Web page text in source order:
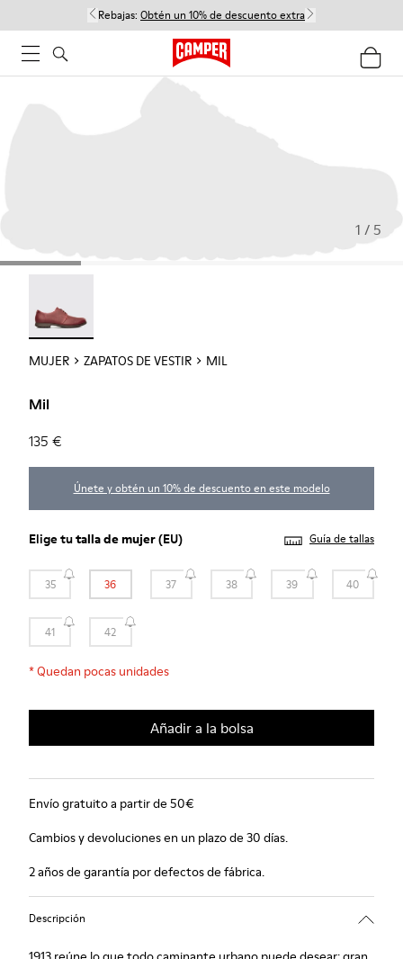
Rebajas: Obtén un 10% de descuento extra
1 / 5
MUJER ZAPATOS DE VESTIR MIL
Mil
135 €
Únete y obtén un 10% de descuento en este modelo
Elige tutalla de mujer(EU) Guía de tallas
35 36 37 38 39 40
41 42
*Quedan pocas unidades
Añadir a la bolsa
Envío gratuito a partir de 50€
Cambios y devoluciones en un plazo de 30 días.
2 años de garantía por defectos de fábrica.
Descripción